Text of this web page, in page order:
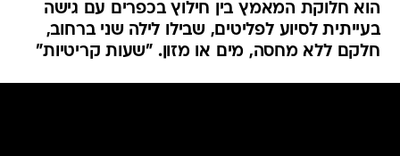
הוא חלוקת המאמץ בין חילוץ בכפרים עם גישה
בעייתית לסיוע לפליטים, שבילו לילה שני ברחוב,
חלקם ללא מחסה, מים או מזון. "שעות קריטיות"